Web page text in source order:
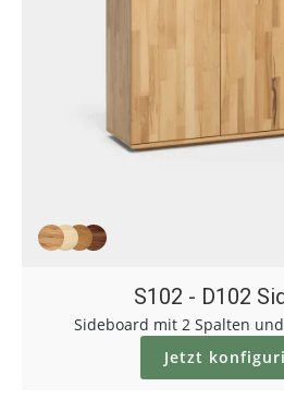
S102 - D102
Sideboard mit 2 Spalten
Jetzt